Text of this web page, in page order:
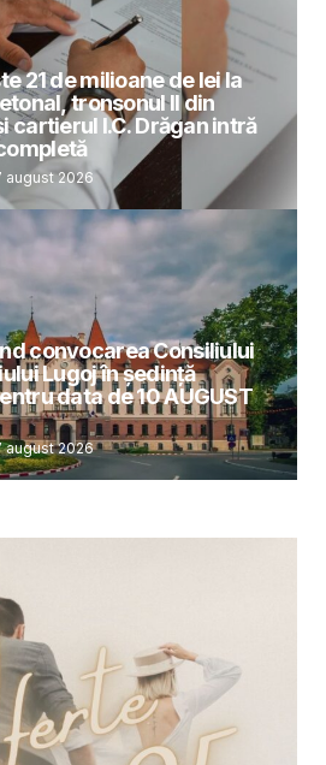
21 de milioane de lei la
tronsonul II din
cartierul I.C. Drăgan intră
august 2026
convocarea Consiliului
Lugoj în şedinţă
data de 10 AUGUST
august 2026